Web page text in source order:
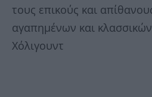
τους επικούς και
αγαπημένων και
Χόλιγουντ